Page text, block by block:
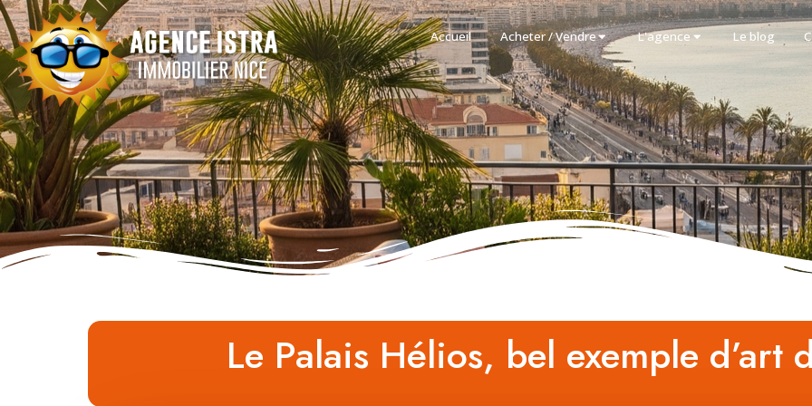
Accueil Acheter / Vendre L'agence Le blog
Le Palais Hélios, bel exemple d’art